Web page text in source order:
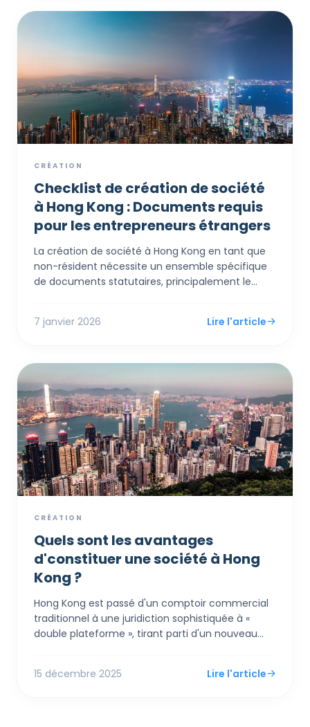
également budgétiser les services obligatoires
comme un secrétaire de société agréé et une
adresse physique enregistrée, que les cabinets de
conseil professionnels intègrent généralement
dans un package de création complet et
transparent.
CRÉATION
Checklist de création de société
à Hong Kong : Documents requis
pour les entrepreneurs étrangers
La création de société à Hong Kong en tant que
non-résident nécessite un ensemble spécifique
de documents statutaires, principalement le
aux normes modernes AML/KYC. Bien que le
non négociable pour obtenir à la fois un Certificat
d'Incorporation et un compte bancaire
d'entreprise fonctionnel.
7 janvier 2026 Lire l'article
CRÉATION
Quels sont les avantages
d'constituer une société à Hong
Kong ?
Hong Kong est passé d'un comptoir commercial
traditionnel à une juridiction sophistiquée à «
double plateforme », tirant parti d'un nouveau
l'innovation à forte croissance.
15 décembre 2025 Lire l'article